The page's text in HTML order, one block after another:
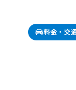
料金・交